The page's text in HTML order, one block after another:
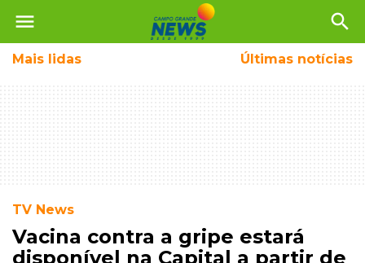
menu search
Mais lidas Últimas notícias
TV News
Vacina contra a gripe estará
disponível na Capital a partir de